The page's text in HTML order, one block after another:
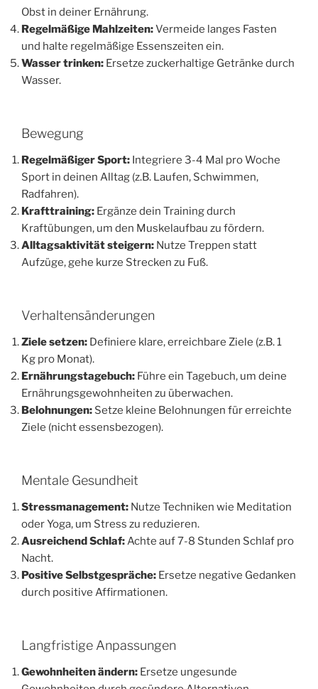
Obst in deiner Ernährung.
Regelmäßige Mahlzeiten:Vermeide langes Fasten
und halte regelmäßige Essenszeiten ein.
Wasser trinken: Ersetze zuckerhaltige Getränke durch
Wasser.
Bewegung
Regelmäßiger Sport: Integriere 3-4 Mal pro Woche
Sport in deinen Alltag (z.B. Laufen, Schwimmen,
Radfahren).
Krafttraining: Ergänze dein Training durch
Kraftübungen, um den Muskelaufbau zu fördern.
Alltagsaktivität steigern: Nutze Treppen statt
Aufzüge, gehe kurze Strecken zu Fuß.
Verhaltensänderungen
Ziele setzen: Definiere klare, erreichbare Ziele (z.B. 1
Kg pro Monat).
Ernährungstagebuch: Führe ein Tagebuch, um deine
Ernährungsgewohnheiten zu überwachen.
Belohnungen: Setze kleine Belohnungen für erreichte
Ziele (nicht essensbezogen).
Mentale Gesundheit
Stressmanagement: Nutze Techniken wie Meditation
oder Yoga, um Stress zu reduzieren.
Ausreichend Schlaf:Achte auf 7-8 Stunden Schlaf pro
Nacht.
Positive Selbstgespräche: Ersetze negative Gedanken
durch positive Affirmationen.
Langfristige Anpassungen
Gewohnheiten ändern: Ersetze ungesunde